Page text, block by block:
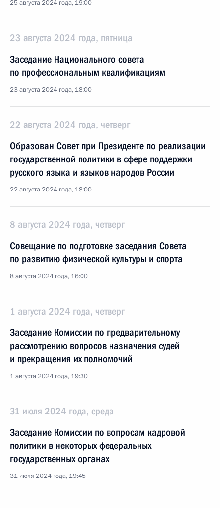
25 августа 2024 года, 19:00
23 августа 2024 года, пятница
Заседание Национального совета
по профессиональным квалификациям
23 августа 2024 года, 18:00
22 августа 2024 года, четверг
Образован Совет при Президенте по реализации
государственной политики в сфере поддержки
русского языка и языков народов России
22 августа 2024 года, 18:00
8 августа 2024 года, четверг
Совещание по подготовке заседания Совета
по развитию физической культуры и спорта
8 августа 2024 года, 16:00
1 августа 2024 года, четверг
Заседание Комиссии по предварительному
рассмотрению вопросов назначения судей
и прекращения их полномочий
1 августа 2024 года, 19:30
31 июля 2024 года, среда
Заседание Комиссии по вопросам кадровой
политики в некоторых федеральных
государственных органах
31 июля 2024 года, 19:45